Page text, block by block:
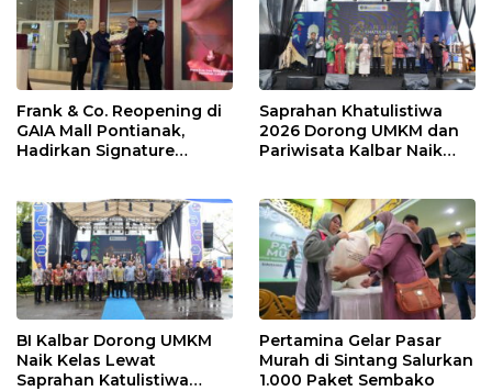
Frank & Co. Reopening di
GAIA Mall Pontianak,
Hadirkan Signature
Saprahan Khatulistiwa
2026 Dorong UMKM dan
Pariwisata Kalbar Naik
BI Kalbar Dorong UMKM
Naik Kelas Lewat
Saprahan Katulistiwa
Pertamina Gelar Pasar
Murah di Sintang Salurkan
1.000 Paket Sembako